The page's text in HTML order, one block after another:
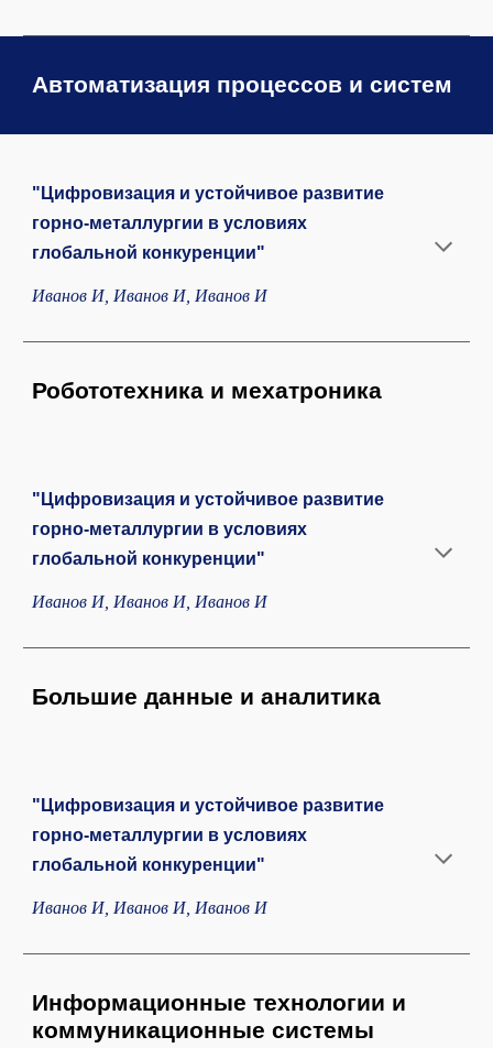
Автоматизация процессов и систем
"Цифровизация и устойчивое развитие
горно-металлургии в условиях
глобальной конкуренции"
Иванов И, Иванов И, Иванов И
Робототехника и мехатроника
"Цифровизация и устойчивое развитие
горно-металлургии в условиях
глобальной конкуренции"
Иванов И, Иванов И, Иванов И
Большие данные и аналитика
"Цифровизация и устойчивое развитие
горно-металлургии в условиях
глобальной конкуренции"
Иванов И, Иванов И, Иванов И
Информационные технологии и
коммуникационные системы